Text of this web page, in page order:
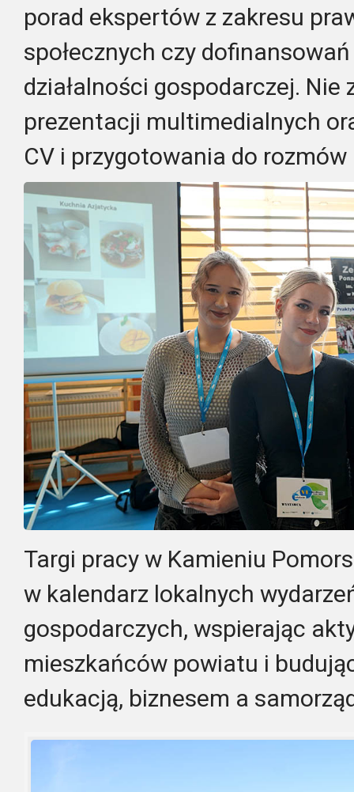
porad ekspertów z zakresu
społecznych czy
działalności gospodarczej. Nie
prezentacji multimedialnych
CV i przygotowania do
Targi pracy w Kamieniu
w kalendarz lokalnych
gospodarczych, wspierając
mieszkańców powiatu i
edukacją, biznesem a